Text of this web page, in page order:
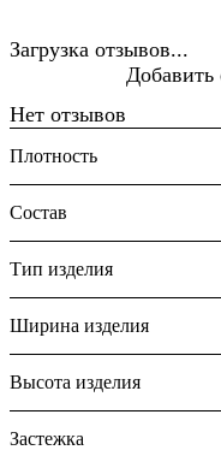
Загрузка отзывов...
Нет отзывов
Добавить
Плотность
Состав
Тип изделия
Ширина изделия
Высота изделия
Застежка